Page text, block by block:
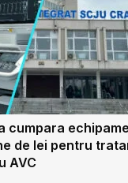
cumpara
de lei pentru
AVC